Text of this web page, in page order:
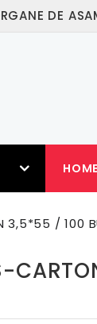
DE
HOME
3,5*55 / 100